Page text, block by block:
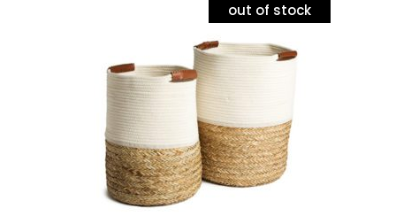
out of stock